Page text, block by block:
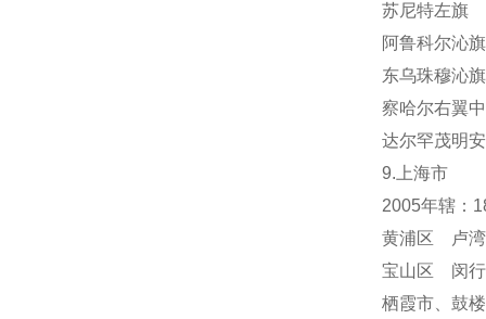
苏尼特左旗
阿鲁科尔沁
东乌珠穆沁
察哈尔右翼
达尔罕茂明
9.上海市
2005年辖：
黄浦区 卢
宝山区 闵
栖霞市、 鼓